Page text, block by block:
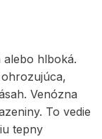
hlboká.
Venózna
To vedie
tepny